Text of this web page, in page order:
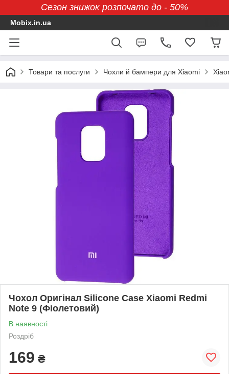
Сезон знижок розпочато до - 50%
Mobix.in.ua
Товари та послуги Чохли й бампери для Xiaomi
Чохол Оригінал Silicone Case Xiaomi Redmi
Note 9 (Фіолетовий)
В наявності
Роздріб
169 ₴